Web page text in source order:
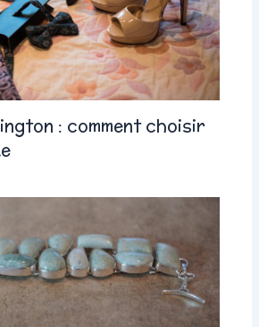
: comment choisir